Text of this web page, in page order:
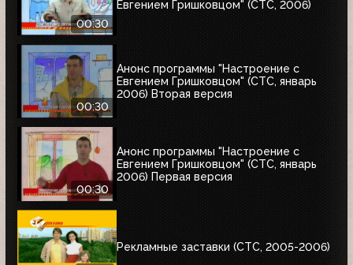
00:30
Евгением Гришковцом" (СТС, 2006)
00:30
Анонс программы "Настроение с
Евгением Гришковцом" (СТС, январь
2006) Вторая версия
00:30
Анонс программы "Настроение с
Евгением Гришковцом" (СТС, январь
2006) Первая версия
Рекламные заставки (СТС, 2005-2006)